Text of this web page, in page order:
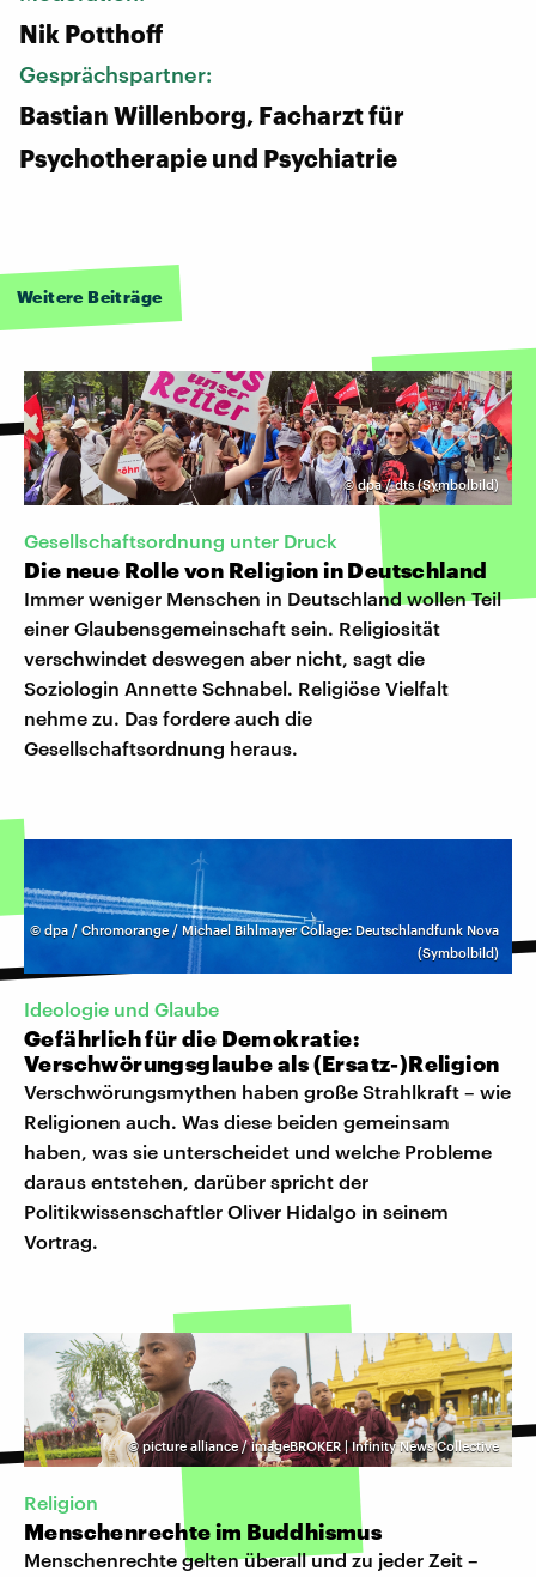
Nik Potthoff
Gesprächspartner:
Bastian Willenborg, Facharzt für
Psychotherapie und Psychiatrie
Weitere Beiträge
©dpa / dts (Symbolbild)
Gesellschaftsordnung unter Druck
Die neue Rolle von Religion in Deutschland
Immer weniger Menschen in Deutschland wollen Teil
einer Glaubensgemeinschaft sein. Religiosität
verschwindet deswegen aber nicht, sagt die
Soziologin Annette Schnabel. Religiöse Vielfalt
nehme zu. Das fordere auch die
Gesellschaftsordnung heraus.
© dpa / Chromorange / Michael Bihlmayer Collage: Deutschlandfunk Nova
(Symbolbild)
Ideologie und Glaube
Gefährlich für die Demokratie:
Verschwörungsglaube als (Ersatz-)Religion
Verschwörungsmythen haben große Strahlkraft – wie
Religionen auch. Was diese beiden gemeinsam
haben, was sie unterscheidet und welche Probleme
daraus entstehen, darüber spricht der
Politikwissenschaftler Oliver Hidalgo in seinem
Vortrag.
©picture alliance / imageBROKER | Infinity News Collective
Religion
Menschenrechte im Buddhismus
Menschenrechte gelten überall und zu jeder Zeit –